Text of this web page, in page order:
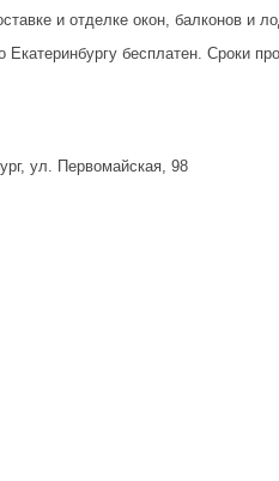
и отделке окон, балконов и
бесплатен. Сроки
ул. Первомайская, 98